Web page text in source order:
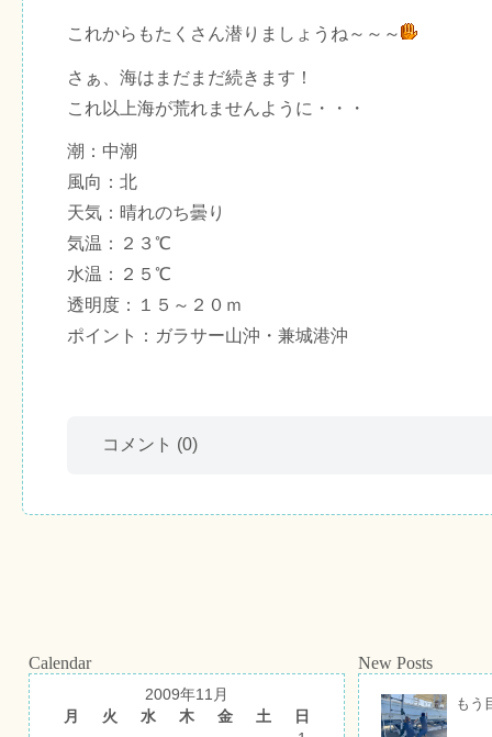
これからもたくさん潜りましょうね～～～
さぁ、海はまだまだ続きます！
これ以上海が荒れませんように・・・
潮：中潮
風向：北
天気：晴れのち曇り
気温：２３℃
水温：２５℃
透明度：１５～２０ｍ
ポイント：ガラサー山沖・兼城港沖
コメント (0)
Calendar
2009年11月
月
火 水 木 金 土
日
New Posts
もう